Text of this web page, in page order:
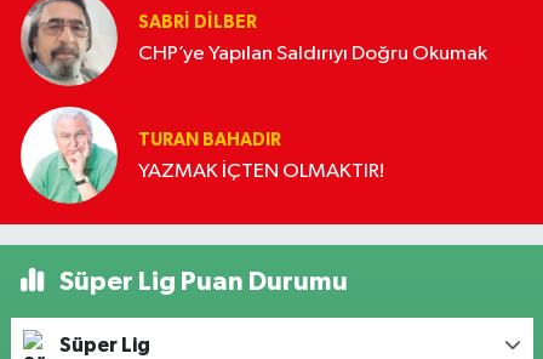
SABRI DILBER
CHP’ye Yapılan Saldırıyı Doğru Okumak
TURAN BAHADIR
YAZMAK İÇTEN OLMAKTIR!
Süper Lig Puan Durumu
Süper Lig